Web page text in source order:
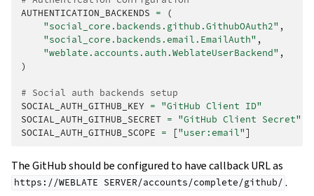
AUTHENTICATION_BACKENDS =
(
"social_core.backends.github.GithubOAuth2" ,
"social_core.backends.email.EmailAuth" ,
"weblate.accounts.auth.WeblateUserBackend" ,
)
# Social auth backends setup
SOCIAL_AUTH_GITHUB_KEY = "GitHub Client ID"
SOCIAL_AUTH_GITHUB_SECRET = "GitHub Client Secret"
SOCIAL_AUTH_GITHUB_SCOPE = ["user:email"]
The GitHub should be configured to have callback URL as
https://WEBLATE SERVER/accounts/complete/github/ .